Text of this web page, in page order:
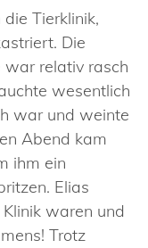
Tierklinik,
Die
war relativ rasch
wesentlich
war und weinte
Abend kam
ihm ein
Elias
waren und
Trotz